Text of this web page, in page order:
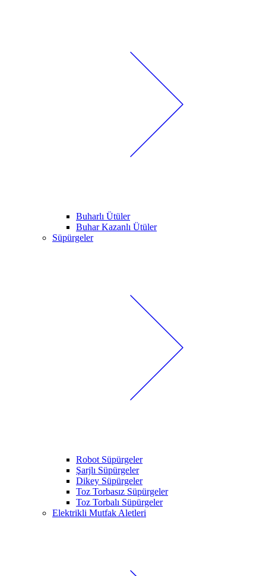
Buharlı Ütüler
Buhar Kazanlı Ütüler
Süpürgeler
Robot Süpürgeler
Şarjlı Süpürgeler
Dikey Süpürgeler
Toz Torbasız Süpürgeler
Toz Torbalı Süpürgeler
Elektrikli Mutfak Aletleri